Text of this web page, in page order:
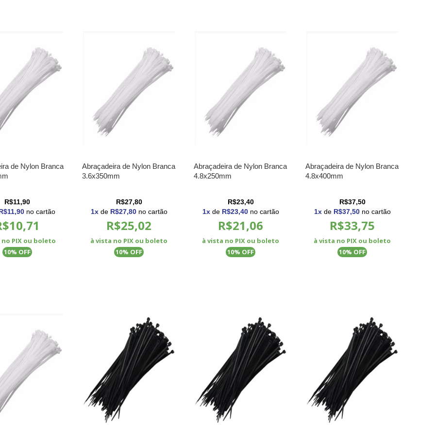
de Nylon Branca
R$11,90
no cartão
no PIX ou boleto
10% OFF
Abraçadeira de Nylon Branca
3.6x350mm
R$27,80
1xde R$27,80no cartão
R$25,02
à vista no PIX ou boleto
10% OFF
Abraçadeira de Nylon Branca
4.8x250mm
R$23,40
1xde R$23,40no cartão
R$21,06
à vista no PIX ou boleto
10% OFF
Abraçadeira de Nylon Branca
4.8x400mm
R$37,50
1xde R$37,50no cartão
R$33,75
à vista no PIX ou boleto
10% OFF